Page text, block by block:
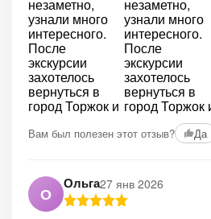
Вам был полезен этот отзыв? Да
О
Ольга27 янв 2026